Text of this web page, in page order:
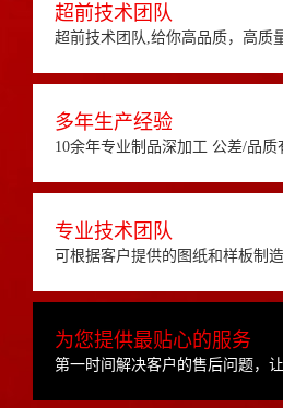
超前技术团队
超前技术团队,给你高品质，高质
多年生产经验
10余年专业制品深加工 公差/品质
专业技术团队
可根据客户提供的图纸和样板制
为您提供最贴心的服务
第一时间解决客户的售后问题，